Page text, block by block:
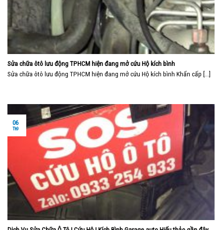
Sửa chữa ôtô lưu động TPHCM hiện đang mở cứu Hộ kích bình
Sửa chữa ôtô lưu động TPHCM hiện đang mở cứu Hộ kích bình Khẩn cấp [...]
06
Th9